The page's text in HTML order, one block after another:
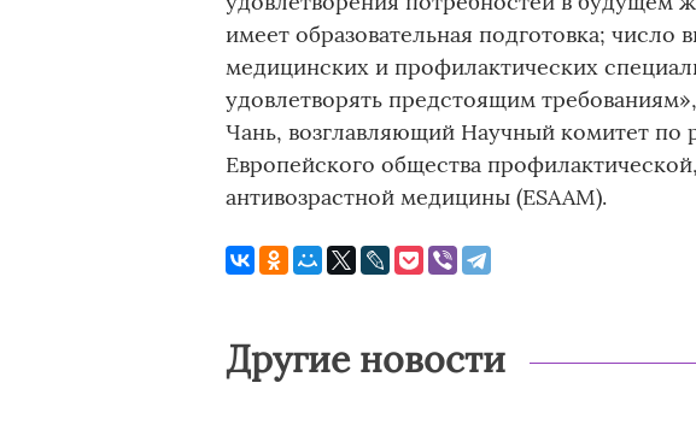
имеет образовательная подготовка;
медицинских и профилактических
удовлетворять предстоящим
Чань, возглавляющий Научный комитет по
Европейского общества
антивозрастной медицины (ESAAM).
Другие новости